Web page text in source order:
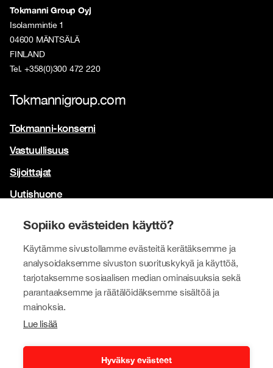
Sopiiko evästeiden käyttö?
Käytämme sivustollamme evästeitä kerätäksemme ja
analysoidaksemme sivuston suorituskykyä ja käyttöä,
tarjotaksemme sosiaalisen median ominaisuuksia sekä
parantaaksemme ja räätälöidäksemme sisältöä ja
mainoksia.
Lue lisää
Hyväksy evästeet
Tokmanni Group Oyj
Isolammintie 1
04600 MÄNTSÄLÄ
FINLAND
Tel. +358(0)300 472 220
Tokmannigroup.com
Tokmanni-konserni
Vastuullisuus
Sijoittajat
Uutishuone
Brändimme
Tokmanni
SPAR Suomi
Click Shoes ja Shoe House
Dollarstore
Big Dollar